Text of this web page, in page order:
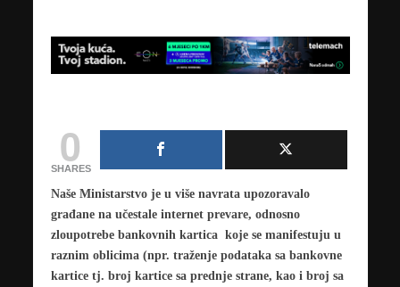
0
SHARES
Naše Ministarstvo je u više navrata upozoravalo
građane na učestale internet prevare, odnosno
zloupotrebe bankovnih kartica koje se manifestuju u
raznim oblicima (npr. traženje podataka sa bankovne
kartice tj. broj kartice sa prednje strane, kao i broj sa